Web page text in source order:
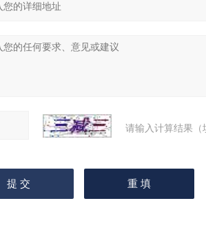
请输入计算结果（